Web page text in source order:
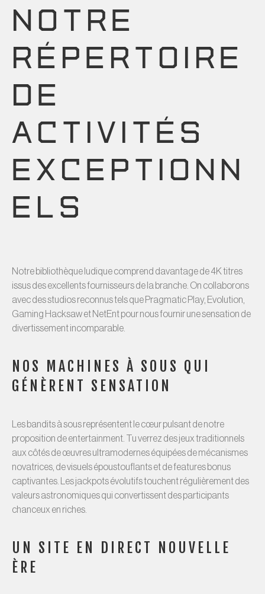
NOTRE
RÉPERTOIRE
DE
ACTIVITÉS
EXCEPTIONN
ELS
Notre bibliothèque ludique comprend davantage de 4K titres
issus des excellents fournisseurs de la branche. On collaborons
avec des studios reconnus tels que Pragmatic Play, Evolution,
Gaming Hacksaw et NetEnt pour nous fournir une sensation de
divertissement incomparable.
NOS MACHINES À SOUS QUI
GÉNÈRENT SENSATION
Les bandits à sous représentent le cœur pulsant de notre
proposition de entertainment. Tu verrez des jeux traditionnels
aux côtés de œuvres ultramodernes équipées de mécanismes
novatrices, de visuels époustouflants et de features bonus
captivantes. Les jackpots évolutifs touchent régulièrement des
valeurs astronomiques qui convertissent des participants
chanceux en riches.
UN SITE EN DIRECT NOUVELLE
ÈRE